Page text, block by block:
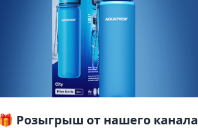
Остатки:
Основной склад: 1
🎁 Розыгрыш от нашего канала